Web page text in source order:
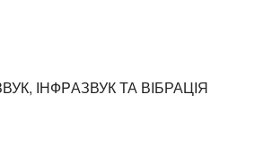
ІНФPАЗВУК ТА ВІБРАЦІЯ